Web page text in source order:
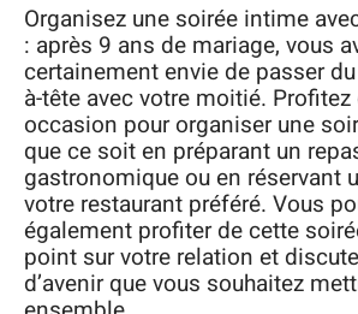
Organisez une soirée intime
: après 9 ans de mariage, vous
certainement envie de passer
à-tête avec votre moitié.
occasion pour organiser une
que ce soit en préparant un
gastronomique ou en réservant
votre restaurant préféré. Vous
également profiter de cette
point sur votre relation et
d’avenir que vous souhaitez